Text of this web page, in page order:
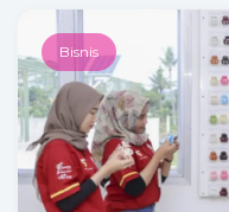
Bisnis